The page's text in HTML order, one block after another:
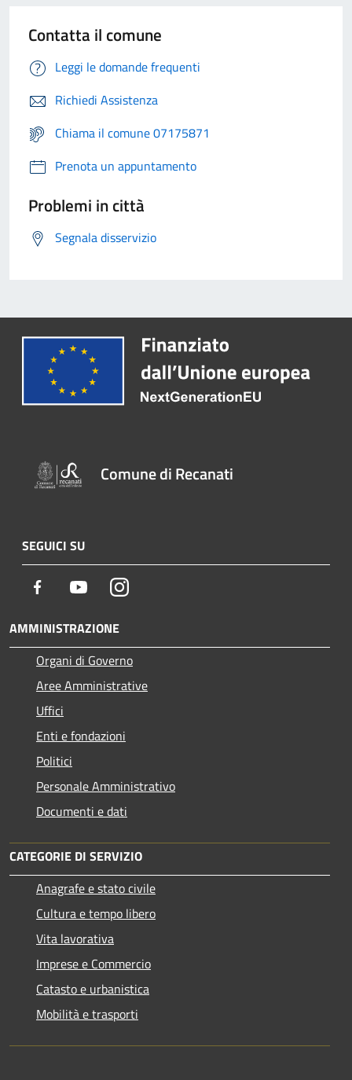
Contatta il comune
Leggi le domande frequenti
Richiedi Assistenza
Chiama il comune 07175871
Prenota un appuntamento
Problemi in città
Segnala disservizio
Comune di Recanati
SEGUICI SU
Facebook YoutubeInstagram
AMMINISTRAZIONE
Organi di Governo
Aree Amministrative
Uffici
Enti e fondazioni
Politici
Personale Amministrativo
Documenti e dati
CATEGORIE DI SERVIZIO
Anagrafe e stato civile
Cultura e tempo libero
Vita lavorativa
Imprese e Commercio
Catasto e urbanistica
Mobilità e trasporti